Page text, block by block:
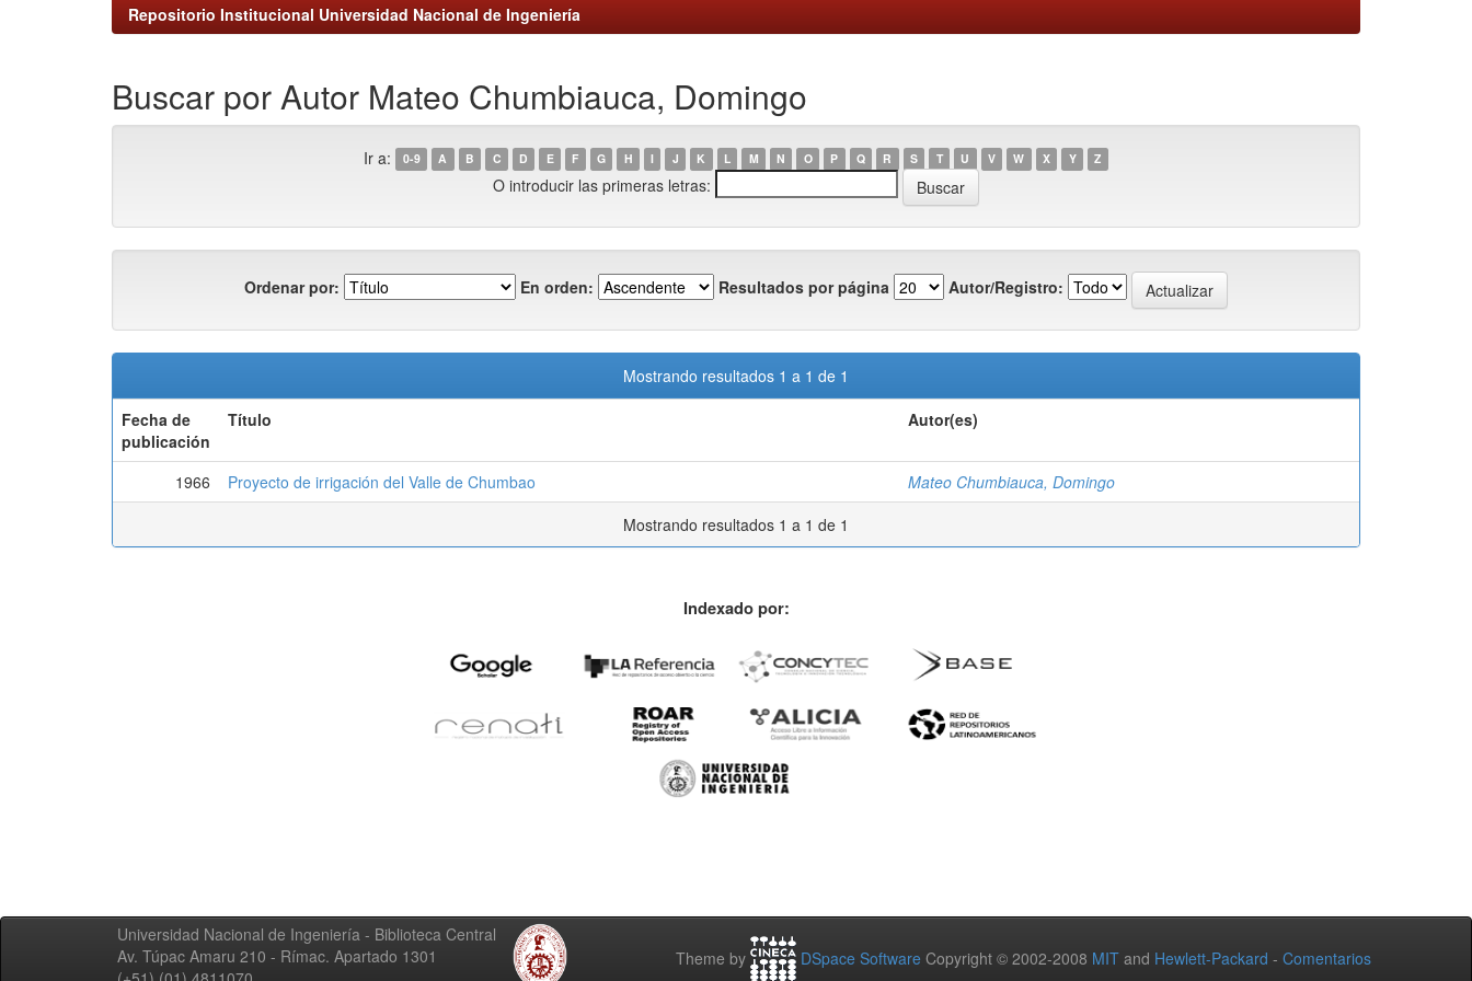
Repositorio Institucional Universidad Nacional de Ingeniería
Buscar por Autor Mateo Chumbiauca, Domingo
Ir a: 0-9 A B C D E F G H I J K L M N O P Q R S T U V W X Y Z
O introducir las primeras letras:
Ordenar por: En orden: Resultados por página Autor/Registro:
Mostrando resultados 1 a 1 de 1
Fecha de
publicación
Título Autor(es)
1966 Proyecto de irrigación del Valle de Chumbao
Mateo Chumbiauca, Domingo
Mostrando resultados 1 a 1 de 1
Indexado por:
Universidad Nacional de Ingeniería - Biblioteca Central
Av. Túpac Amaru 210 - Rímac. Apartado 1301
Theme by DSpace Software Copyright © 2002-2008 MIT and Hewlett-Packard - Comentarios